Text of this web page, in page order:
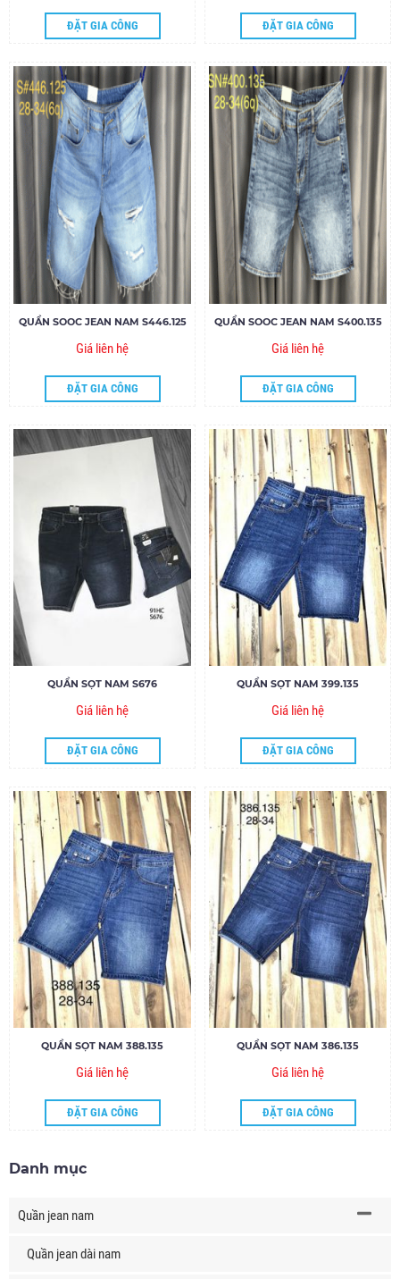
ĐẶT GIA CÔNG ĐẶT GIA CÔNG
QUẦN SOOC JEAN NAM S446.125
Giá liên hệ
ĐẶT GIA CÔNG
QUẦN SOOC JEAN NAM S400.135
Giá liên hệ
ĐẶT GIA CÔNG
QUẦN SỌT NAM S676
Giá liên hệ
ĐẶT GIA CÔNG
QUẦN SỌT NAM 399.135
Giá liên hệ
ĐẶT GIA CÔNG
QUẦN SỌT NAM 388.135
Giá liên hệ
ĐẶT GIA CÔNG
QUẦN SỌT NAM 386.135
Giá liên hệ
ĐẶT GIA CÔNG
Danh mục
Quần jean nam
Quần jean dài nam